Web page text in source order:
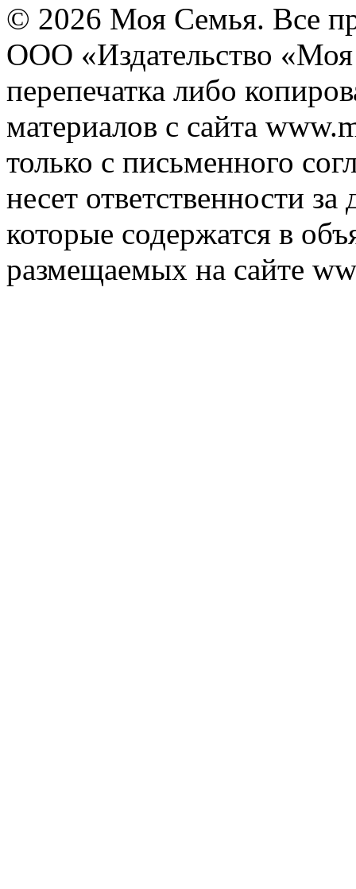
© 2026 Моя Семья. Все
ООО «Издательство
перепечатка либо
материалов с сайта
только с письменного
несет ответственности
которые содержатся в
размещаемых на сайте